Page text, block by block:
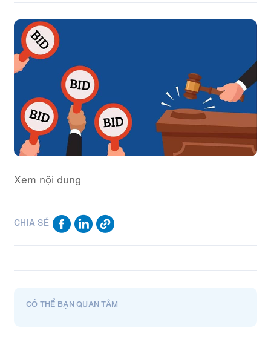
Xem nội dung
CHIA SẺ
CÓ THỂ BẠN QUAN TÂM